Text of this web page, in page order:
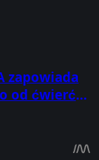
zapowiada
od ćwierć